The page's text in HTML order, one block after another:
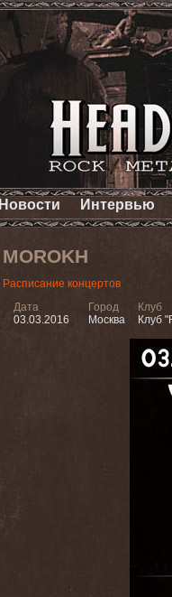
Новости Интервью
MOROKH
Расписание концертов
Дата
03.03.2016
Город
Москва
Клуб
Клуб